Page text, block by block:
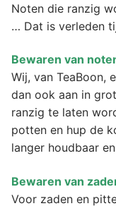
Noten die ranzig
… Dat is verleden
Bewaren van
Wij, van TeaBoon,
dan ook aan in
ranzig te laten
potten en hup de
langer houdbaar
Bewaren van
Voor zaden en